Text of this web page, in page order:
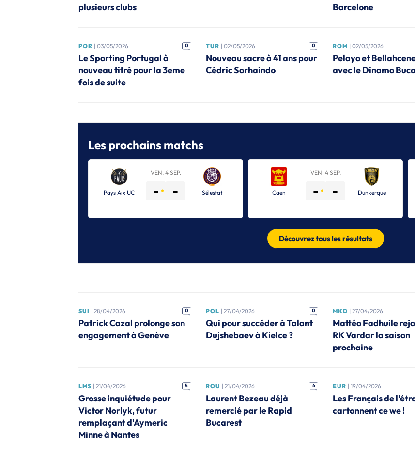
plusieurs clubs
Barcelone
POR | 03/05/2026 0
Le Sporting Portugal à
nouveau titré pour la 3eme
fois de suite
TUR | 02/05/2026 0
Nouveau sacre à 41 ans pour
Cédric Sorhaindo
ROM | 02/05/2026
Pelayo et
avec le Dinamo
Les prochains matchs
Pays Aix UC
VEN. 4 SEP.
- - Sélestat Caen
VEN. 4 SEP.
- - Dunkerque
Découvrez tous les résultats
SUI | 28/04/2026 0
Patrick Cazal prolonge son
engagement à Genève
POL | 27/04/2026 0
Qui pour succéder à Talant
Dujshebaev à Kielce ?
MKD | 27/04/2026
Mattéo Fadhuile
RK Vardar la saison
prochaine
LMS | 21/04/2026 5
Grosse inquiétude pour
Victor Norlyk, futur
remplaçant d'Aymeric
Minne à Nantes
ROU | 21/04/2026 4
Laurent Bezeau déjà
remercié par le Rapid
Bucarest
EUR | 19/04/2026
Les Français de
cartonnent ce we !